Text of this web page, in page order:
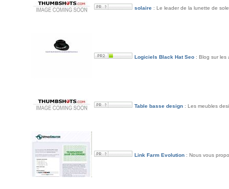
solaire: Le leader de la lunette de
Logiciels Black Hat Seo: Blog sur les
Table basse design: Les meubles
Link Farm Evolution: Nous vous